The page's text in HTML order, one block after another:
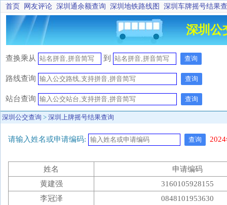
首页 网友评论 深圳通余额查询 深圳地铁路线图 深圳车牌摇号结果
深圳公
查换乘从 到 查询
路线查询 查询
站台查询 查询
深圳公交查询 > 深圳上牌摇号结果查询
请输入姓名或申请编码: 查询
姓名
申请编码
黄建强
3160105928155
李冠泽
0848101953630